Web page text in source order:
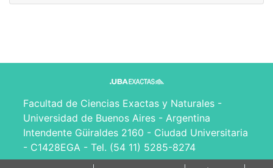
Facultad de Ciencias Exactas y Naturales -
Universidad de Buenos Aires - Argentina
Intendente Güiraldes 2160 - Ciudad Universitaria
- C1428EGA - Tel. (54 11) 5285-8274